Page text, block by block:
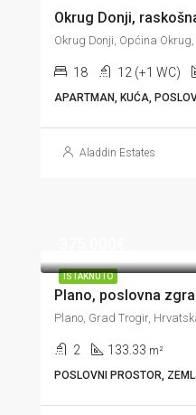
18 12 (+1 WC)
APARTMAN, KUĆA,
Aladdin Estates
ISTAKNUTO
Plano, Grad Trogir,
2 133.33 m²
POSLOVNI PROSTOR,